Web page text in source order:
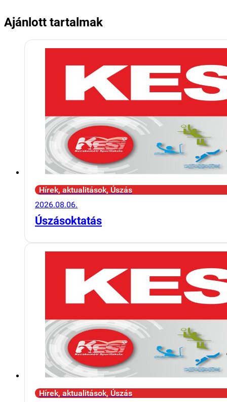
Ajánlott tartalmak
Hírek, aktualitások, Úszás
2026.08.06.
Úszásoktatás
Hírek, aktualitások, Úszás